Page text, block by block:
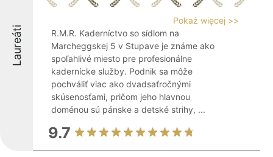
Laureáti
Pokaż więcej >>
R.M.R. Kaderníctvo so sídlom na
Marcheggskej 5 v Stupave je známe ako
spoľahlivé miesto pre profesionálne
kadernícke služby. Podnik sa môže
pochváliť viac ako dvadsaťročnými
skúsenosťami, pričom jeho hlavnou
doménou sú pánske a detské strihy, ...
9.7